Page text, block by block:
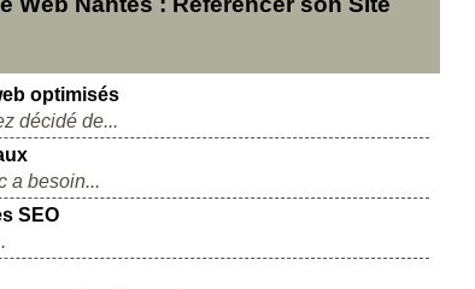
optimisés
décidé de...
a besoin...
SEO